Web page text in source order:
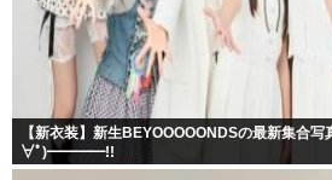
【新衣装】新生BEYOOOOONDSの最新集
∀ﾟ)━━━━!!